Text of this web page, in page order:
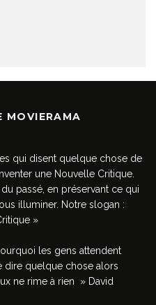
MOVIERAMA
qui disent quelque chose de
une Nouvelle Critique.
passé, en préservant ce qui
illuminer. Notre slogan :
»
les gens attendent
dire quelque chose alors
ne rime à rien » David